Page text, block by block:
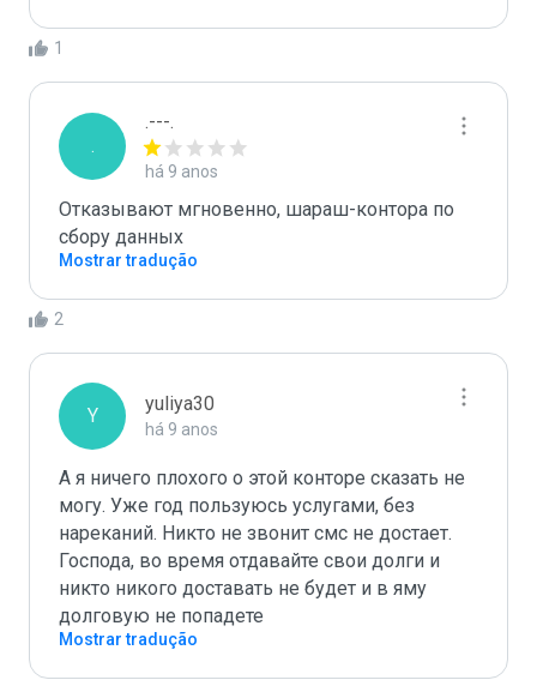
1
.
.---.
há 9 anos
Отказывают мгновенно, шараш-контора по
сбору данных
Mostrar tradução
2
Y
yuliya30
há 9 anos
А я ничего плохого о этой конторе сказать не
могу. Уже год пользуюсь услугами, без
нареканий. Никто не звонит смс не достает.
Господа, во время отдавайте свои долги и
никто никого доставать не будет и в яму
Mostrar tradução